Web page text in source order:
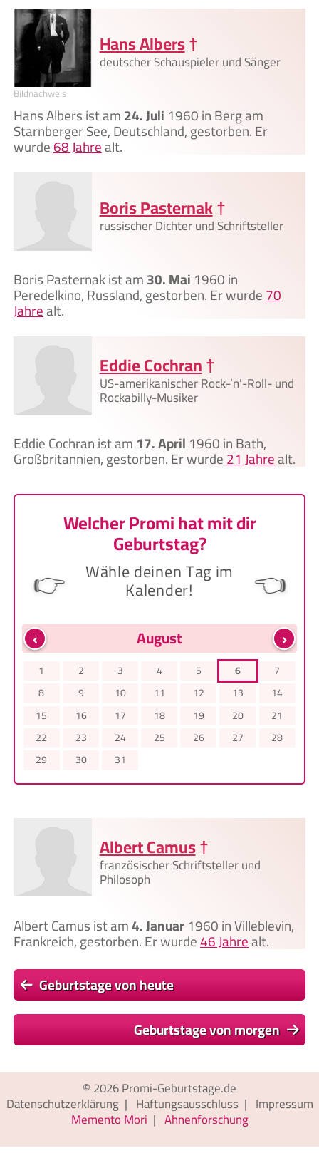
Bildnachweis
Hans Albers†
deutscher Schauspieler und Sänger
Hans Albers ist am24. Juli1960 in Berg am
Starnberger See, Deutschland, gestorben. Er
wurde68 Jahrealt.
Boris Pasternak†
russischer Dichter und Schriftsteller
Boris Pasternak ist am30. Mai1960 in
Peredelkino, Russland, gestorben. Er wurde70
Jahrealt.
Eddie Cochran†
US-amerikanischer Rock-’n’-Roll- und
Rockabilly-Musiker
Eddie Cochran ist am17. April1960 in Bath,
Großbritannien, gestorben. Er wurde21 Jahrealt.
Welcher Promi hat mit dir
Geburtstag?
👉 Wähle deinen Tag im
Kalender! 👈
‹ ›
August
1 2 3 4 5 6
7
8
9 10 11 12 13
14
15
16 17 18 19 20
21
22
23 24 25 26 27
28
29
30 31
Albert Camus†
französischer Schriftsteller und
Philosoph
Albert Camus ist am4. Januar1960 in Villeblevin,
Frankreich, gestorben. Er wurde46 Jahrealt.
Geburtstage von heute
Geburtstage von morgen
© 2026Promi-Geburtstage.de
Datenschutzerklärung| Haftungsausschluss | Impressum
Memento Mori | Ahnenforschung